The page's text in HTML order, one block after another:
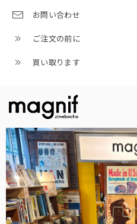
お問い合わせ
ご注文の前に
買い取ります